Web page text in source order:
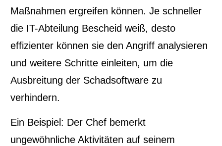
Maßnahmen ergreifen können. Je schneller
die IT-Abteilung Bescheid weiß, desto
effizienter können sie den Angriff analysieren
und weitere Schritte einleiten, um die
Ausbreitung der Schadsoftware zu
verhindern.
Ein Beispiel: Der Chef bemerkt
ungewöhnliche Aktivitäten auf seinem